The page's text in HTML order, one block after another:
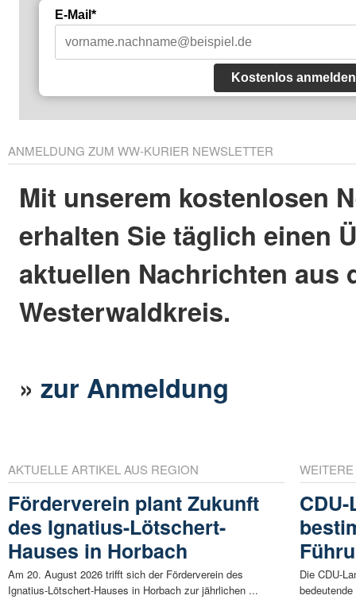
E-Mail*
Kostenlos anmelden
ANMELDUNG ZUM WW-KURIER NEWSLETTER
Mit unserem kostenlosen
erhalten Sie täglich einen
aktuellen Nachrichten aus
Westerwaldkreis.
»zur Anmeldung
AKTUELLE ARTIKEL AUS REGION
Förderverein plant Zukunft
des Ignatius-Lötschert-
Hauses in Horbach
Am 20. August 2026 trifft sich der Förderverein des
Ignatius-Lötschert-Hauses in Horbach zur jährlichen ...
Die CDU-